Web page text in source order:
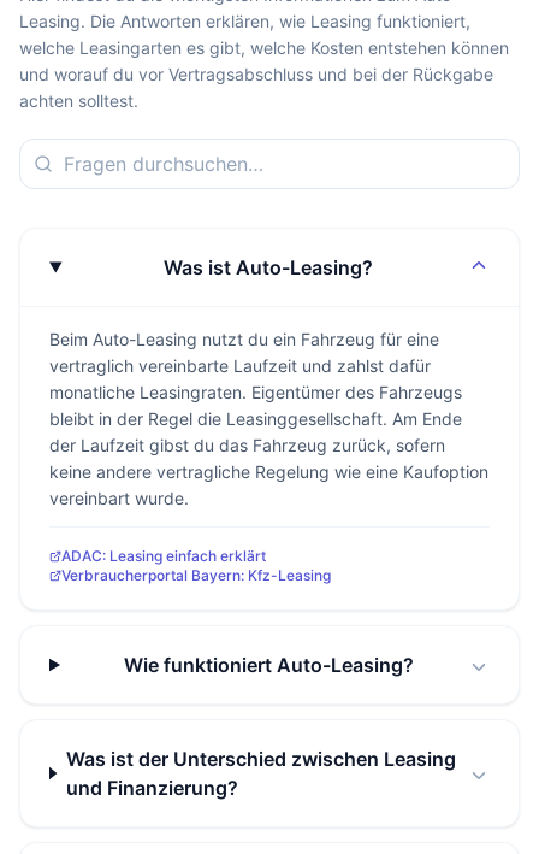
Leasing. Die Antworten erklären, wie Leasing funktioniert,
welche Leasingarten es gibt, welche Kosten entstehen können
und worauf du vor Vertragsabschluss und bei der Rückgabe
achten solltest.
Was ist Auto-Leasing?
Beim Auto-Leasing nutzt du ein Fahrzeug für eine
vertraglich vereinbarte Laufzeit und zahlst dafür
monatliche Leasingraten. Eigentümer des Fahrzeugs
bleibt in der Regel die Leasinggesellschaft. Am Ende
der Laufzeit gibst du das Fahrzeug zurück, sofern
keine andere vertragliche Regelung wie eine Kaufoption
vereinbart wurde.
ADAC: Leasing einfach erklärt
Verbraucherportal Bayern: Kfz-Leasing
Wie funktioniert Auto-Leasing?
Was ist der Unterschied zwischen Leasing
und Finanzierung?